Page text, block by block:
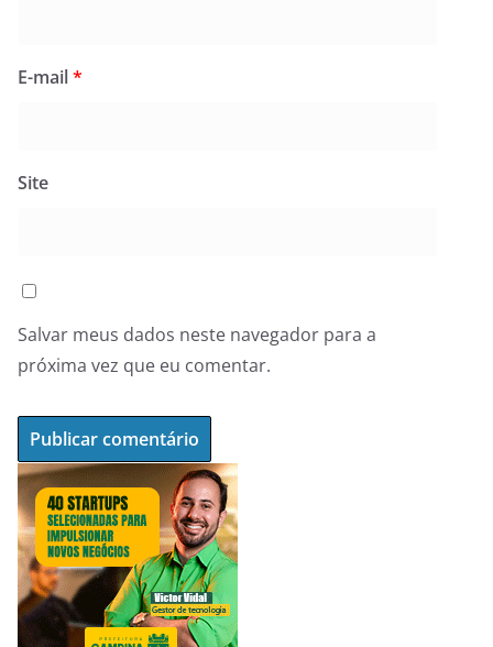
E-mail*
Site
Salvar meus dados neste navegador para a
próxima vez que eu comentar.